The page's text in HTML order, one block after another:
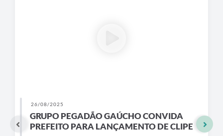
26/08/2025
GRUPO PEGADÃO GAÚCHO CONVIDA
PREFEITO PARA LANÇAMENTO DE CLIPE